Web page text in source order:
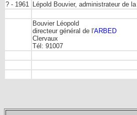
? - 1961 Lépold Bouvier, administrateur de la
Bouvier Léopold
directeur général de l'ARBED
Clervaux
Tél: 91007